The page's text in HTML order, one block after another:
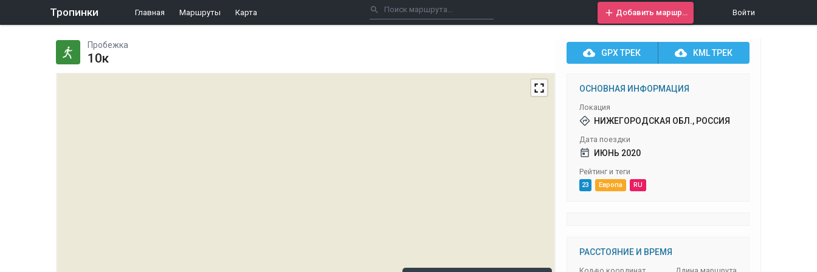
Тропинки Главная Маршруты Карта Войти
Пробежка
10к GPXТРЕК KMLТРЕК
ОСНОВНАЯ ИНФОРМАЦИЯ
Локация
НИЖЕГОРОДСКАЯ ОБЛ., РОССИЯ
Дата поездки
ИЮНЬ 2020
Рейтинг и теги
23 Европа RU
РАССТОЯНИЕ И ВРЕМЯ